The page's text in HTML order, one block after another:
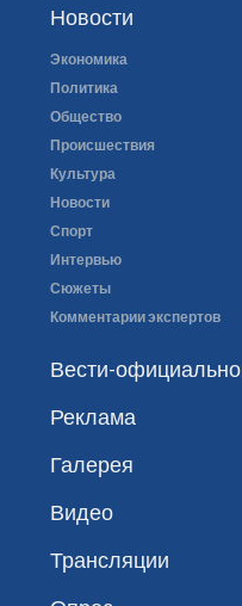
Новости
Экономика
Политика
Общество
Происшествия
Культура
Новости
Спорт
Интервью
Сюжеты
Комментарии экспертов
Вести-официально
Реклама
Галерея
Видео
Трансляции